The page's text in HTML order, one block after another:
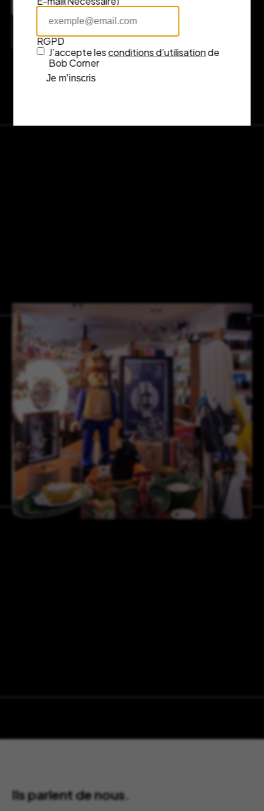
7 rue Fénelon, 33000 Bordeaux
Consulter l’itinéraire sur Google Maps
Ils parlent de nous.
RGPD
J’accepte lesconditions d’utilisationde
Bob Corner
Je m’inscris